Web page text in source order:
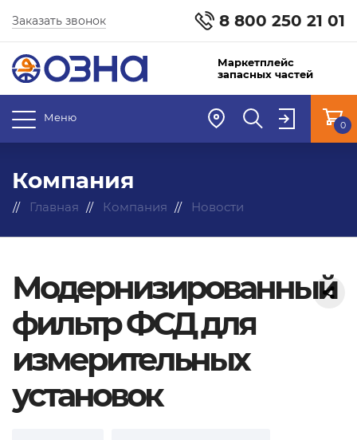
8 800 250 21 01
Заказать звонок
Маркетплейс
запасных частей
Меню
0
Компания
Главная Компания Новости
Модернизированный
фильтр ФСД для
измерительных
установок